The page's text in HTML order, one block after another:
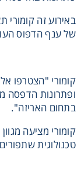
באירוע זה קומורי
של ענף הדפוס
קומורי "הצטרפו
ופתרונות הדפסה
בתחום האריזה".
קומורי מציעה
טכנולוגית
מעונין לקבל
חומרי גלם